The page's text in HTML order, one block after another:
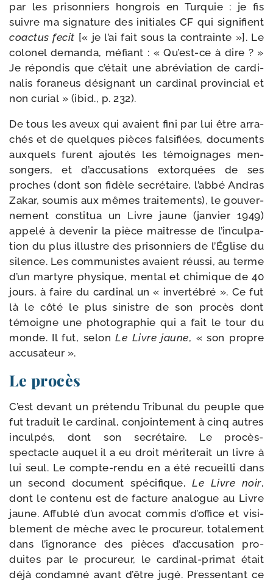
par les pri­son­niers hon­grois en Turquie : je fis
suivre ma signa­ture des ini­tiales CF qui signi­fient
coac­tus fecit [« je l’ai fait sous la contrainte »]. Le
colo­nel deman­da, méfiant : « Qu’est-​ce à dire ? »
Je répon­dis que c’é­tait une abré­via­tion de car­di­
na­lis fora­neus dési­gnant un car­di­nal pro­vin­cial et
non curial » (ibid., p. 232).
De tous les aveux qui avaient fini par lui être arra­
chés et de quelques pièces fal­si­fiées, docu­ments
aux­quels furent ajou­tés les témoi­gnages men­
son­gers, et d’ac­cu­sa­tions extor­quées de ses
proches (dont son fidèle secré­taire, l’ab­bé Andras
Zakar, sou­mis aux mêmes trai­te­ments), le gou­ver­
ne­ment consti­tua un Livre jaune (jan­vier 1949)
appe­lé à deve­nir la pièce maî­tresse de l’in­cul­pa­
tion du plus illustre des pri­son­niers de l’Église du
silence. Les com­mu­nistes avaient réus­si, au terme
d’un mar­tyre phy­sique, men­tal et chi­mique de 40
jours, à faire du car­di­nal un « inver­té­bré ». Ce fut
là le côté le plus sinistre de son pro­cès dont
témoigne une pho­to­gra­phie qui a fait le tour du
monde. Il fut, selonLe Livre jaune, « son propre
accusateur ».
Le procès
C’est devant un pré­ten­du Tribunal du peuple que
fut tra­duit le car­di­nal, conjoin­te­ment à cinq autres
incul­pés, dont son secré­taire. Le procès-​
spectacle auquel il a eu droit méri­te­rait un livre à
lui seul. Le compte-​rendu en a été recueilli dans
un second docu­ment spé­ci­fique,Le Livre noir,
dont le conte­nu est de fac­ture ana­logue au Livre
jaune. Affublé d’un avo­cat com­mis d’of­fice et visi­
ble­ment de mèche avec le pro­cu­reur, tota­le­ment
dans l’i­gno­rance des pièces d’ac­cu­sa­tion pro­
duites par le pro­cu­reur, le cardinal-​primat était
déjà condam­né avant d’être jugé. Pressentant ce